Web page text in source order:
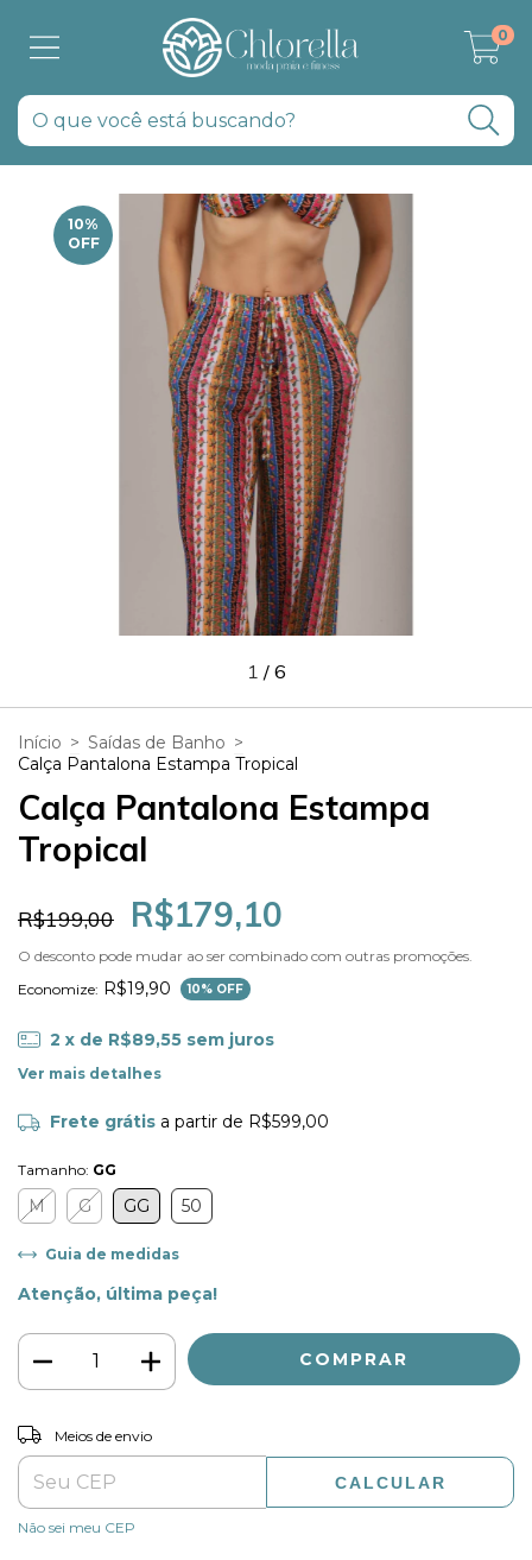
0
10%
OFF
1 / 6
Início > Saídas de Banho >
Calça Pantalona Estampa Tropical
Calça Pantalona Estampa
Tropical
R$199,00 R$179,10
O desconto pode mudar ao ser combinado com outras promoções.
Economize: R$19,90 10% OFF
2 x de R$89,55 sem juros
Ver mais detalhes
Frete grátis a partir de R$599,00
Tamanho: GG
M G GG 50
Guia de medidas
Atenção, última peça!
Entregas para o CEP:
Meios de envio
CALCULAR
Não sei meu CEP